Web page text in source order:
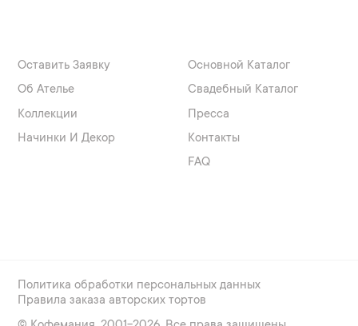
Оставить Заявку
Об Ателье
Коллекции
Начинки И Декор
Основной Каталог
Свадебный Каталог
Пресса
Контакты
FAQ
Политика обработки персональных данных
Правила заказа авторских тортов